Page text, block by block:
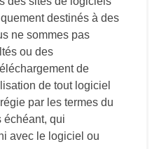
destinés à des
ne sommes pas
ou des
de
de tout logiciel
par les termes du
échéant, qui
avec le logiciel ou